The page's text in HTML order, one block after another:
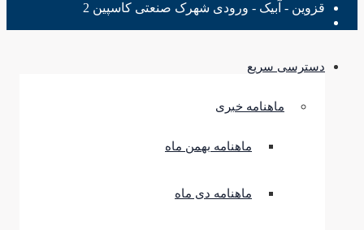
قزوین - آبیک - ورودی شهرک صنعتی کاسپین 2
دسترسی سریع
ماهنامه خبری
ماهنامه بهمن ماه
ماهنامه دی ماه